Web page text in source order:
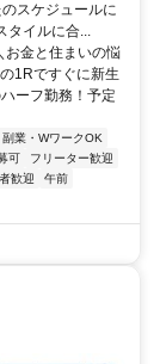
スケジュールに
タイルに合...
お金と住まいの悩
1Rですぐに新生
ーフ勤務！予定
副業・WワークOK
可
フリーター歓迎
歓迎
午前